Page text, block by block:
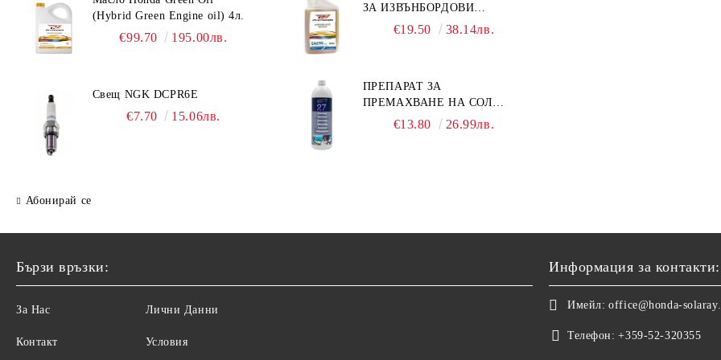
Фишфайндери - Сонари HONDEX
Гребла за SUP
плодове
ARS Лозарски ножици
(Hybrid Green Engine oil) 4л.
€99.70 195.00лв.
Свещ NGK DCPR6E
€7.70 15.06лв.
Абонирай се
ЗА ИЗВЪНБОРДОВИ
ДВИГАТЕЛИ GL4 HONDA
€19.50 38.14лв.
ПРЕПАРАТ ЗА
ПРЕМАХВАНЕ НА СОЛ
SALT REMOVER 27 - 1L
€13.80 26.99лв.
Бързи връзки:
За Нас
Контакт
Лични Данни
Условия
Информация за контакти:
Имейл: office@honda-
Телефон: +359-52-320355